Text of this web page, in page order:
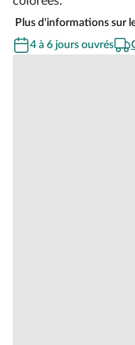
Plus d'informations sur
4 à 6 jours ouvrés